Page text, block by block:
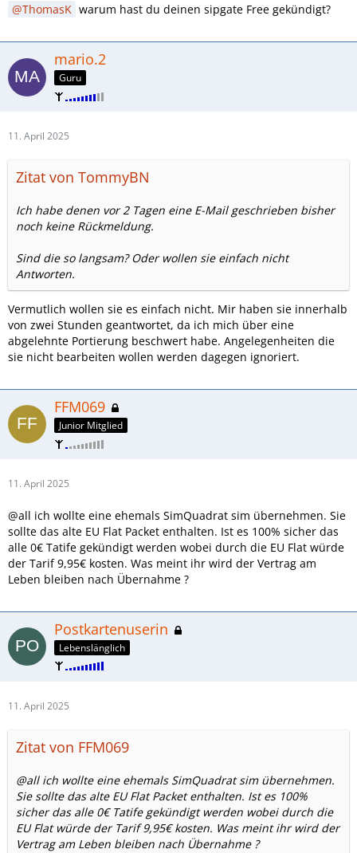
ThomasK warum hast du deinen sipgate Free gekündigt?
mario.2
Guru
11. April 2025
Zitat von TommyBN
Ich habe denen vor 2 Tagen eine E-Mail geschrieben bisher
noch keine Rückmeldung.
Sind die so langsam? Oder wollen sie einfach nicht
Antworten.
Vermutlich wollen sie es einfach nicht. Mir haben sie innerhalb
von zwei Stunden geantwortet, da ich mich über eine
abgelehnte Portierung beschwert habe. Angelegenheiten die
sie nicht bearbeiten wollen werden dagegen ignoriert.
FFM069
Junior Mitglied
11. April 2025
@all ich wollte eine ehemals SimQuadrat sim übernehmen. Sie
sollte das alte EU Flat Packet enthalten. Ist es 100% sicher das
alle 0€ Tatife gekündigt werden wobei durch die EU Flat würde
der Tarif 9,95€ kosten. Was meint ihr wird der Vertrag am
Leben bleiben nach Übernahme ?
Postkartenuserin
Lebenslänglich
11. April 2025
Zitat von FFM069
@all ich wollte eine ehemals SimQuadrat sim übernehmen.
Sie sollte das alte EU Flat Packet enthalten. Ist es 100%
sicher das alle 0€ Tatife gekündigt werden wobei durch die
EU Flat würde der Tarif 9,95€ kosten. Was meint ihr wird der
Vertrag am Leben bleiben nach Übernahme ?